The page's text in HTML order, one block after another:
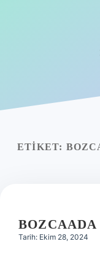
Yasal Uyarı
ETIKET:
Tarih: Ekim 28, 2024